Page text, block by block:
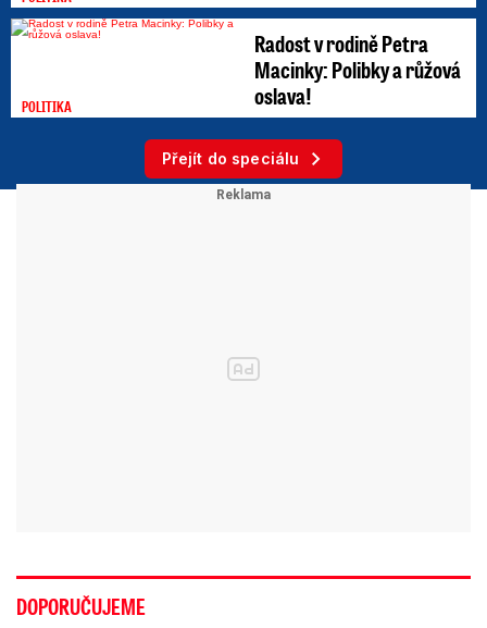
POLITIKA
Radost v rodině Petra
Macinky: Polibky a růžová
oslava!
Přejít do speciálu
DOPORUČUJEME